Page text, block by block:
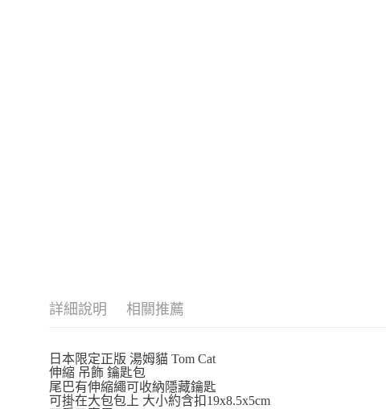
詳細說明 相關推薦
日本限定正版 湯姆貓 Tom Cat
伸縮 吊飾 鑰匙包
尾巴有伸縮繩可收納隱藏鑰匙
可掛在大包包上 大小約含扣19x8.5x5cm